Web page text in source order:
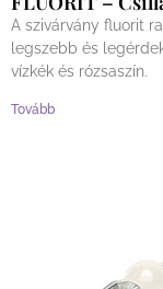
A szivárvány fluorit
legszebb és
vízkék és rózsaszín.
Tovább